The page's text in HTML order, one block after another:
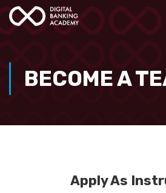
BECOME A
Apply As